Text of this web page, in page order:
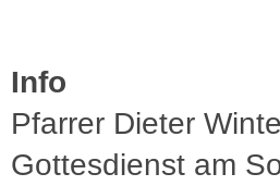
Info
Pfarrer Dieter
Gottesdienst am